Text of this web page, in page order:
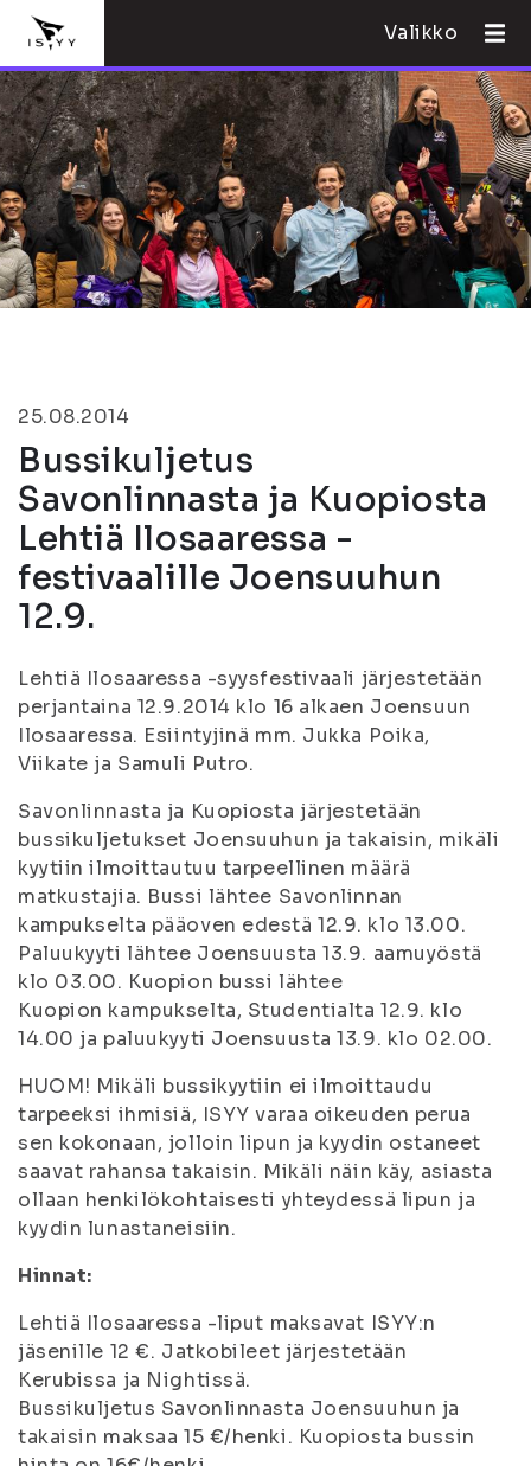
Valikko
25.08.2014
Bussikuljetus
Savonlinnasta ja Kuopiosta
Lehtiä Ilosaaressa -
festivaalille Joensuuhun
12.9.
Lehtiä Ilosaaressa -syysfestivaali järjestetään
perjantaina 12.9.2014 klo 16 alkaen Joensuun
Ilosaaressa. Esiintyjinä mm. Jukka Poika,
Viikate ja Samuli Putro.
Savonlinnasta ja Kuopiosta järjestetään
bussikuljetukset Joensuuhun ja takaisin, mikäli
kyytiin ilmoittautuu tarpeellinen määrä
matkustajia. Bussi lähtee Savonlinnan
kampukselta pääoven edestä 12.9. klo 13.00.
Paluukyyti lähtee Joensuusta 13.9. aamuyöstä
klo 03.00. Kuopion bussi lähtee
Kuopion kampukselta, Studentialta 12.9. klo
14.00 ja paluukyyti Joensuusta 13.9. klo 02.00.
HUOM! Mikäli bussikyytiin ei ilmoittaudu
tarpeeksi ihmisiä, ISYY varaa oikeuden perua
sen kokonaan, jolloin lipun ja kyydin ostaneet
saavat rahansa takaisin. Mikäli näin käy, asiasta
ollaan henkilökohtaisesti yhteydessä lipun ja
kyydin lunastaneisiin.
Hinnat:
Lehtiä Ilosaaressa -liput maksavat ISYY:n
jäsenille 12 €. Jatkobileet järjestetään
Kerubissa ja Nightissä.
Bussikuljetus Savonlinnasta Joensuuhun ja
takaisin maksaa 15 €/henki. Kuopiosta bussin